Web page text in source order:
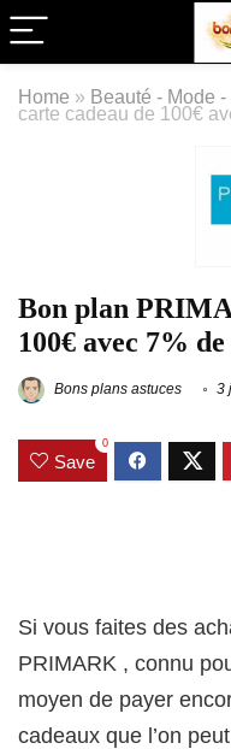
Home » Beauté - Mode -
carte cadeau de 100€
Bon plan
100€ avec 7%
Bons plans astuces 3
Save
0
Si vous faites des
PRIMARK , connu
moyen de payer
cadeaux que l’on